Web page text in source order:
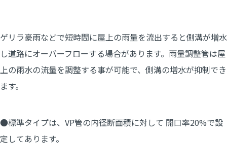
ゲリラ豪雨などで短時間に屋上の雨量を流出すると側溝が増水
し道路にオーバーフローする場合があります。雨量調整管は屋
上の雨水の流量を調整する事が可能で、側溝の増水が抑制でき
ます。
●標準タイプは、VP管の内径断面積に対して 開口率20%で設
定してあります。